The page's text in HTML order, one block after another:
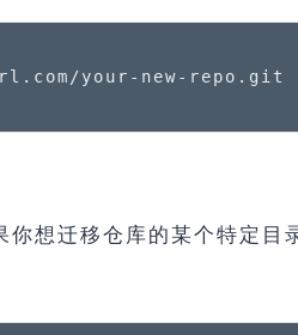
your-new-repo.git
你想迁移仓库的某个特定